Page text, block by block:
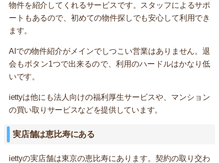
物件を紹介してくれるサービスです。スタッフによるサポ
ートもあるので、初めての物件探しでも安心して利用でき
ます。
AIでの物件紹介がメインでしつこい営業はありません。退
会もボタン1つで出来るので、利用のハードルはかなり低
いです。
iettyは他にも法人向けの福利厚生サービスや、マンション
の買い取りサービスなどを提供しています。
実店舗は恵比寿にある
iettyの実店舗は東京の恵比寿にあります。契約の取り交わ